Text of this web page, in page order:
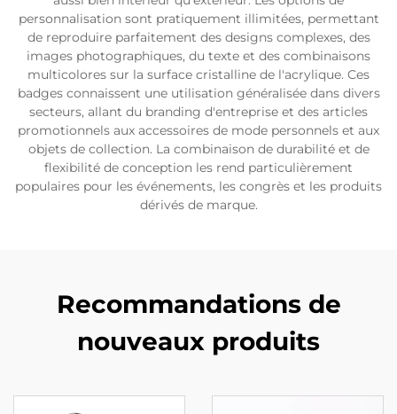
personnalisation sont pratiquement illimitées, permettant
de reproduire parfaitement des designs complexes, des
images photographiques, du texte et des combinaisons
multicolores sur la surface cristalline de l'acrylique. Ces
badges connaissent une utilisation généralisée dans divers
secteurs, allant du branding d'entreprise et des articles
promotionnels aux accessoires de mode personnels et aux
objets de collection. La combinaison de durabilité et de
flexibilité de conception les rend particulièrement
populaires pour les événements, les congrès et les produits
dérivés de marque.
Recommandations de
nouveaux produits